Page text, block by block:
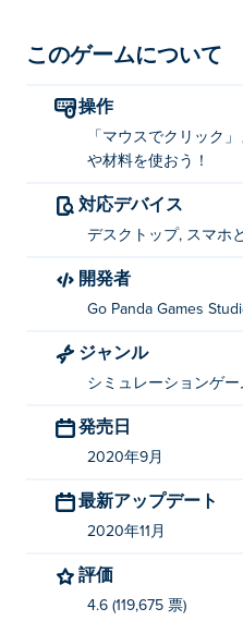
このゲームについて
操作
「マウスでクリック
や材料を使おう！
対応デバイス
デスクトップ, スマホ
開発者
Go Panda Games
ジャンル
シミュレーションゲー
発売日
2020年9月
最新アップデート
2020年11月
評価
4.6 (119,675 票)